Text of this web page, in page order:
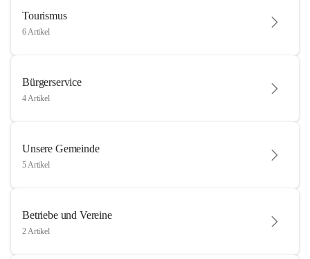
Tourismus
6 Artikel
Bürgerservice
4 Artikel
Unsere Gemeinde
5 Artikel
Betriebe und Vereine
2 Artikel